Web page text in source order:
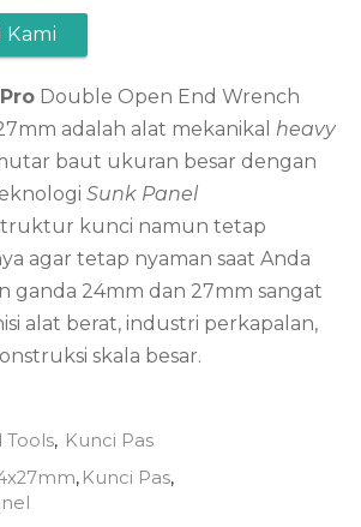
Double Open End Wrench
adalah alat mekanikal heavy
baut ukuran besar dengan
Sunk Panel
kunci namun tetap
agar tetap nyaman saat Anda
ganda 24mm dan 27mm sangat
alat berat, industri perkapalan,
skala besar.
Tools, Kunci Pas
, Kunci Pas,